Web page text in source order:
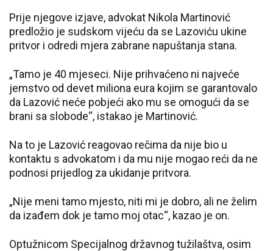
Prije njegove izjave, advokat Nikola Martinović
predložio je sudskom vijeću da se Lazoviću ukine
pritvor i odredi mjera zabrane napuštanja stana.
„Tamo je 40 mjeseci. Nije prihvaćeno ni najveće
jemstvo od devet miliona eura kojim se garantovalo
da Lazović neće pobjeći ako mu se omogući da se
brani sa slobode“, istakao je Martinović.
Na to je Lazović reagovao rečima da nije bio u
kontaktu s advokatom i da mu nije mogao reći da ne
podnosi prijedlog za ukidanje pritvora.
„Nije meni tamo mjesto, niti mi je dobro, ali ne želim
da izađem dok je tamo moj otac“, kazao je on.
Optužnicom Specijalnog državnog tužilaštva, osim